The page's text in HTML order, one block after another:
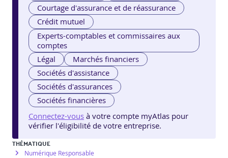
Courtage d'assurance et de réassurance
Crédit mutuel
Experts-comptables et commissaires aux
comptes
Légal
Marchés financiers
Sociétés d'assistance
Sociétés d'assurances
Sociétés financières
Connectez-vous à votre compte myAtlas pour
vérifier l'éligibilité de votre entreprise.
THÉMATIQUE
Numérique Responsable